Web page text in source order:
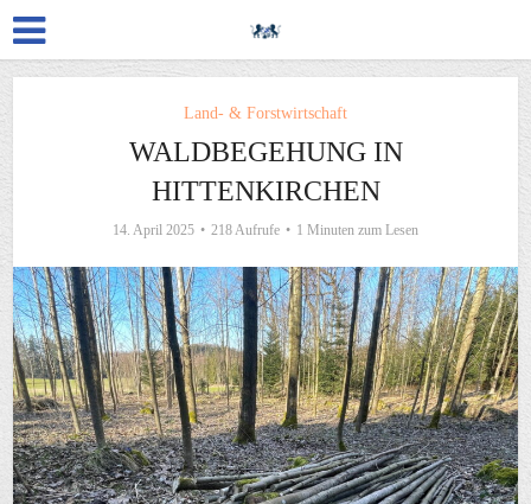
Land- & Forstwirtschaft
WALDBEGEHUNG IN
HITTENKIRCHEN
14. April 2025 218 Aufrufe 1 Minuten zum Lesen